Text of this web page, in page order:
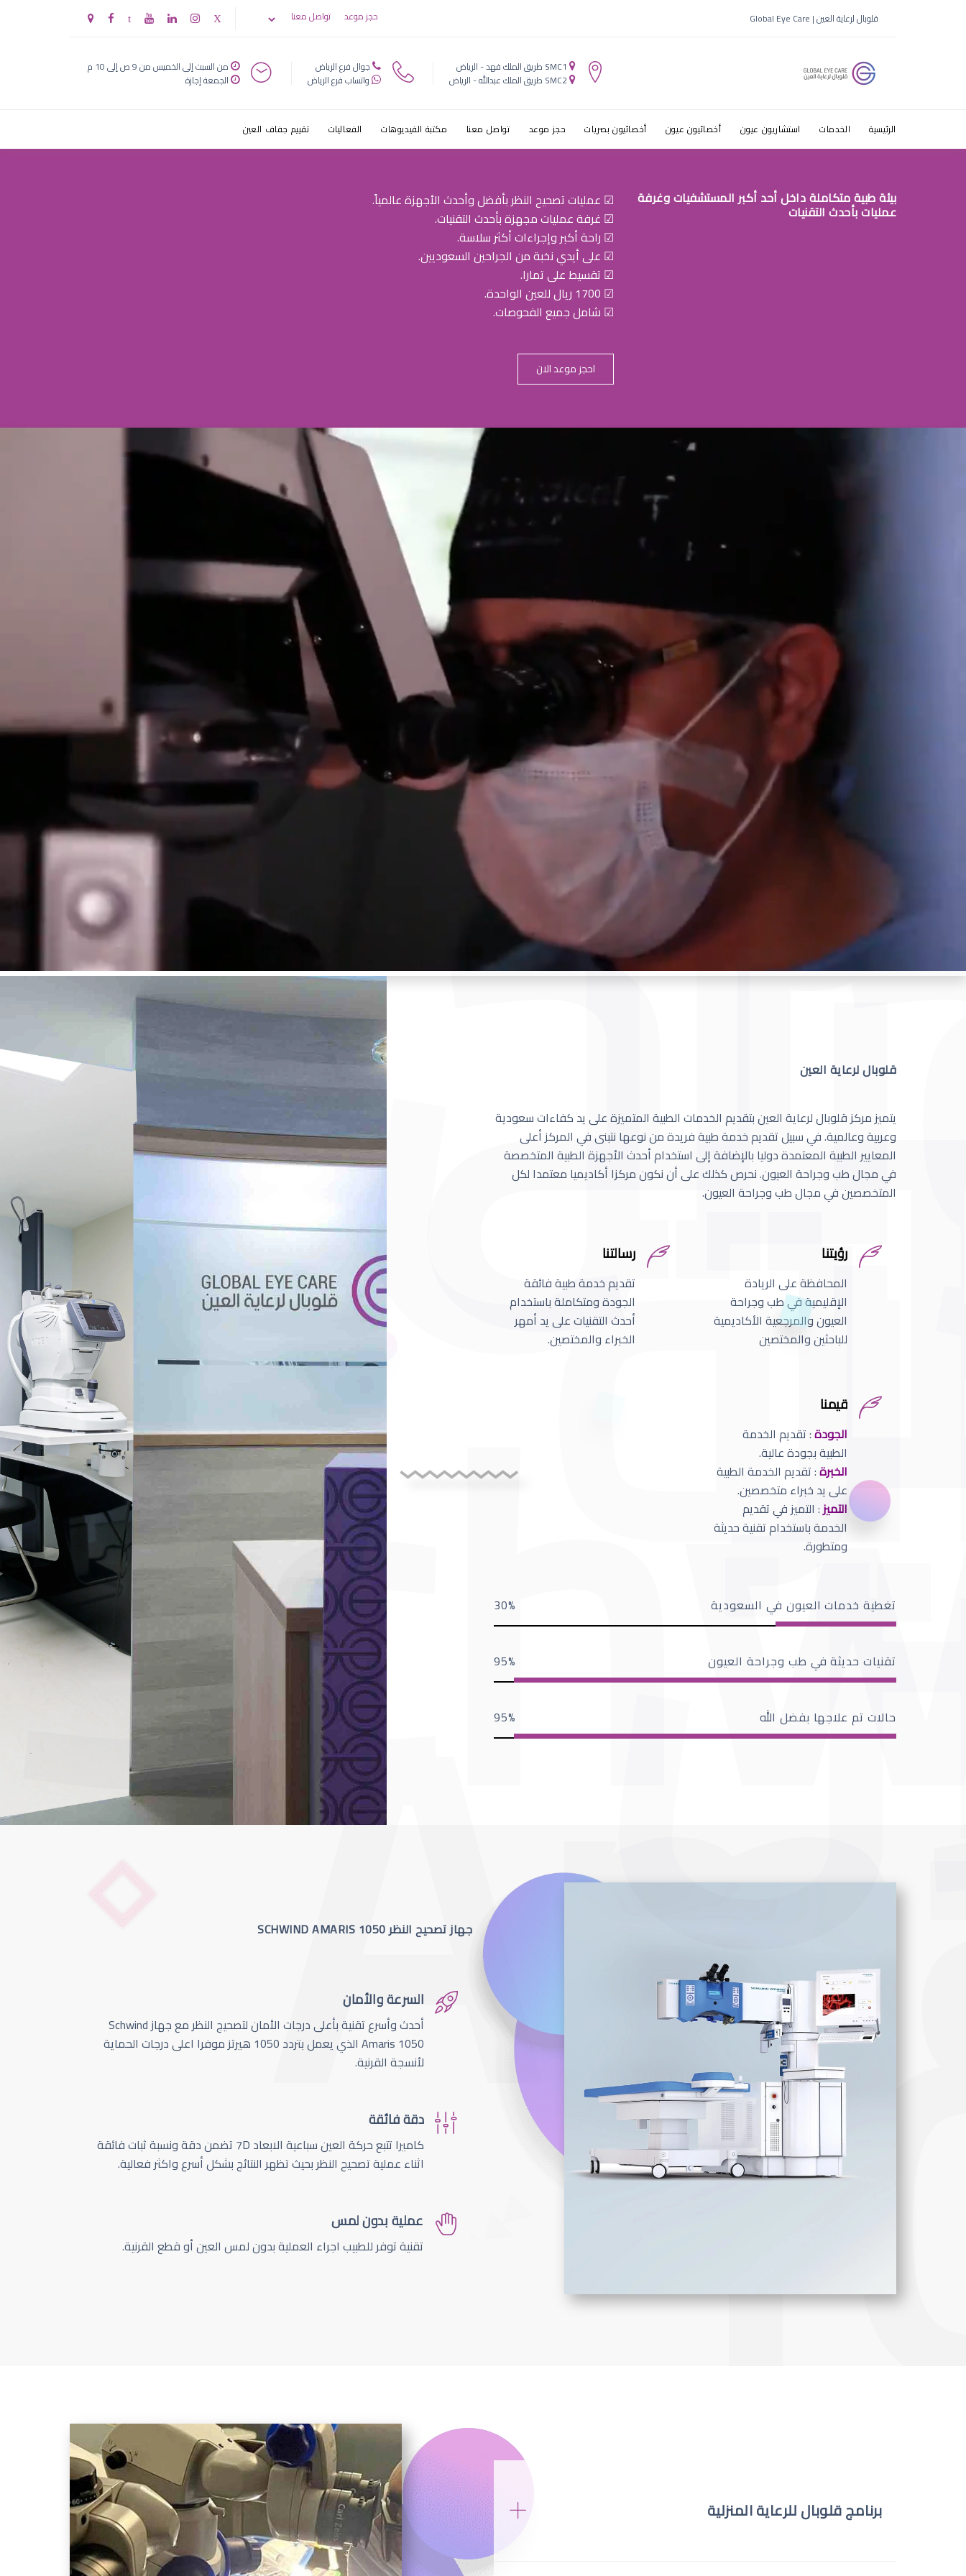
ط·ط¨ظٹط¨ ط¹ظٹظˆظ† ط«ظ…
ط§ظ†ظٹظ‡ ط§ط³طھط´ط§ط±ظٹط·ط¨ ط§ظ„ط§ط·ظپط§ظ„
قلوبال لرعاية العين | Global Eye Care حجز موعد تواصل معنا
SMC1 طريق الملك فهد - الرياض
SMC2 طريق الملك عبدالله - الرياض
جوال فرع الرياض
واتساب فرع الرياض
من السبت إلى الخميس من 9 ص إلى 10 م
الجمعة إجازة
الرئيسية الخدمات استشاريون عيون أخصائيون عيون أخصائيون بصريات حجز موعد تواصل معنا مكتبة الفيديوهات الفعاليات تقييم جفاف العين
بيئة طبية متكاملة داخل أحد أكبر المستشفيات وغرفة
عمليات بأحدث التقنيات
☑ عمليات تصحيح النظر بأفضل وأحدث الأجهزة عالمياً.
☑ غرفة عمليات مجهزة بأحدث التقنيات.
☑ راحة أكبر وإجراءات أكثر سلاسة.
☑ على أيدي نخبة من الجراحين السعوديين.
☑ تقسيط على تمارا.
☑ 1700 ريال للعين الواحدة.
☑ شامل جميع الفحوصات.
احجز موعد الان
قلوبال لرعاية العين
يتميز مركز قلوبال لرعاية العين بتقديم الخدمات الطبية المتميزة على يد كفاءات سعودية
وعربية وعالمية. في سبيل تقديم خدمة طبية فريدة من نوعها نتبنى في المركز أعلى
المعايير الطبية المعتمدة دوليا بالإضافة إلى استخدام أحدث الأجهزة الطبية المتخصصة
في مجال طب وجراحة العيون. نحرص كذلك على أن نكون مركزا أكاديميا معتمدا لكل
المتخصصين في مجال طب وجراحة العيون.
رؤيتنا
المحافظة على الريادة
الإقليمية في طب وجراحة
العيون والمرجعية الأكاديمية
للباحثين والمختصين
رسالتنا
تقديم خدمة طبية فائقة
الجودة ومتكاملة باستخدام
أحدث التقنيات على يد أمهر
الخبراء والمختصين.
قيمنا
الجودة: تقديم الخدمة
الطبية بجودة عالية.
الخبرة: تقديم الخدمة الطبية
على يد خبراء متخصصين.
التميز: التميز في تقديم
الخدمة باستخدام تقنية حديثة
ومتطورة.
تغطية خدمات العيون في السعودية 30
تقنيات حديثة في طب وجراحة العيون 95
حالات تم علاجها بفضل الله 95
جهاز تصحيح النظر SCHWIND AMARIS 1050
السرعة والأمان
أحدث وأسرع تقنية بأعلى درجات الأمان لتصحيج النظر مع جهاز Schwind
Amaris 1050 الذي يعمل بتردد 1050 هيرتز موفرا اعلى درجات الحماية
لأنسجة القرنية.
دقة فائقة
كاميرا تتبع حركة العين سباعية الابعاد 7D تضمن دقة ونسبة ثبات فائقة
اثناء عملية تصحيح النظر بحيث تظهر النتائج بشكل أسرع واكثر فعالية.
عملية بدون لمس
تقنية توفر للطبيب اجراء العملية بدون لمس العين أو قطع القرنية.
برنامج قلوبال للرعاية المنزلية